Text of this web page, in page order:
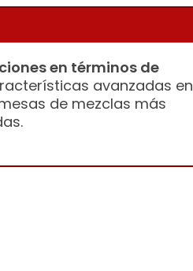
en términos de
avanzadas en
de mezclas más